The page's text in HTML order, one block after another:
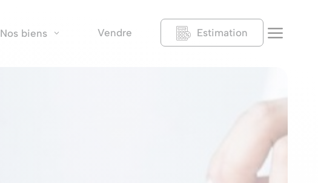
Nos biens Vendre Estimation a